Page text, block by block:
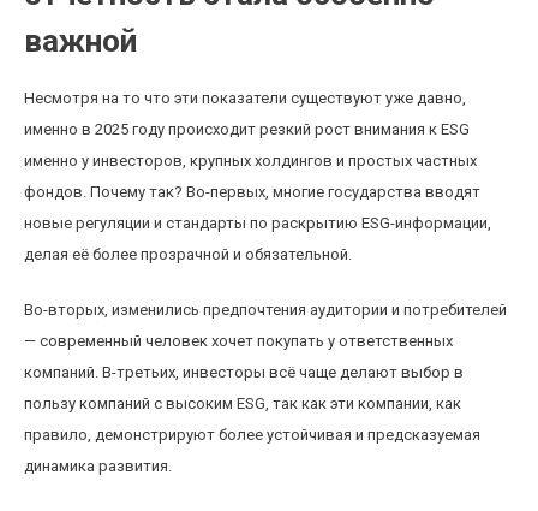
важной
Несмотря на то что эти показатели существуют уже давно,
именно в 2025 году происходит резкий рост внимания к ESG
именно у инвесторов, крупных холдингов и простых частных
фондов. Почему так? Во-первых, многие государства вводят
новые регуляции и стандарты по раскрытию ESG-информации,
делая её более прозрачной и обязательной.
Во-вторых, изменились предпочтения аудитории и потребителей
— современный человек хочет покупать у ответственных
компаний. В-третьих, инвесторы всё чаще делают выбор в
пользу компаний с высоким ESG, так как эти компании, как
правило, демонстрируют более устойчивая и предсказуемая
динамика развития.